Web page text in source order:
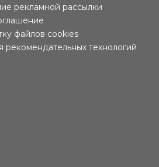
рекламной рассылки
файлов cookies
рекомендательных технологий